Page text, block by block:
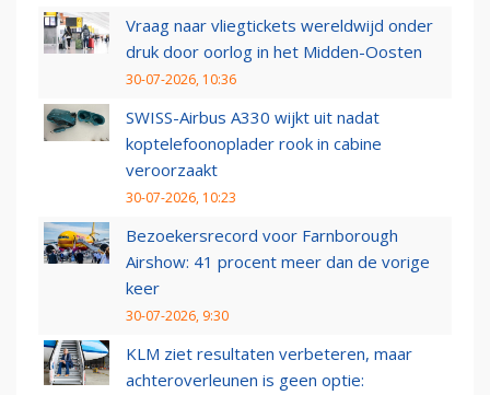
Vraag naar vliegtickets wereldwijd onder
druk door oorlog in het Midden-Oosten
30-07-2026, 10:36
SWISS-Airbus A330 wijkt uit nadat
koptelefoonoplader rook in cabine
veroorzaakt
30-07-2026, 10:23
Bezoekersrecord voor Farnborough
Airshow: 41 procent meer dan de vorige
keer
30-07-2026, 9:30
KLM ziet resultaten verbeteren, maar
achteroverleunen is geen optie: